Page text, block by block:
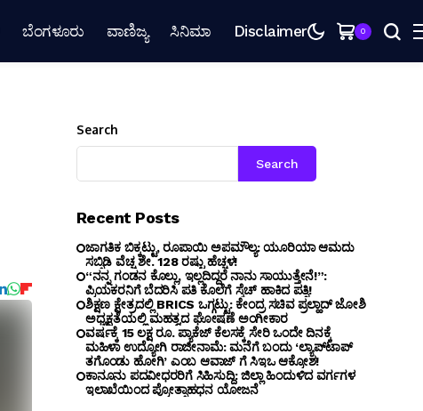
ಬೆಂಗಳೂರು ವಾಣಿಜ್ಯ ಸಿನಿಮಾ Disclaimer 0
Search
Search
Recent Posts
ಜಾಗತಿಕ ಬಿಕ್ಕಟ್ಟು, ರೂಪಾಯಿ ಅಪಮೌಲ್ಯ: ಯೂರಿಯಾ ಆಮದು
ಸಬ್ಸಿಡಿ ವೆಚ್ಚ ಶೇ. 128 ರಷ್ಟು ಹೆಚ್ಚಳ!
“ನನ್ನ ಗಂಡನ ಕೊಲ್ಲು, ಇಲ್ಲದಿದ್ದರೆ ನಾನು ಸಾಯುತ್ತೇನೆ!”:
ಪ್ರಿಯಕರನಿಗೆ ಬೆದರಿಸಿ ಪತಿ ಕೊಲೆಗೆ ಸ್ಕೆಚ್ ಹಾಕಿದ ಪತ್ನಿ!
ಶಿಕ್ಷಣ ಕ್ಷೇತ್ರದಲ್ಲಿ BRICS ಒಗ್ಗಟ್ಟು: ಕೇಂದ್ರ ಸಚಿವ ಪ್ರಲ್ಹಾದ್ ಜೋಶಿ
ಅಧ್ಯಕ್ಷತೆಯಲ್ಲಿ ಮಹತ್ವದ ಘೋಷಣೆ ಅಂಗೀಕಾರ
ವರ್ಷಕ್ಕೆ 15 ಲಕ್ಷ ರೂ. ಪ್ಯಾಕೆಜ್ ಕೆಲಸಕ್ಕೆ ಸೇರಿ ಒಂದೇ ದಿನಕ್ಕೆ
ಮಹಿಳಾ ಉದ್ಯೋಗಿ ರಾಜೀನಾಮೆ: ಮನೆಗೆ ಬಂದು ‘ಲ್ಯಾಪ್‌ಟಾಪ್
ತಗೊಂಡು ಹೋಗಿ’ ಎಂಬ ಆವಾಜ್ ಗೆ ಸಿಇಒ ಆಕ್ರೋಶ!
ಕಾನೂನು ಪದವೀಧರರಿಗೆ ಸಿಹಿಸುದ್ದಿ: ಜಿಲ್ಲಾ ಹಿಂದುಳಿದ ವರ್ಗಗಳ
ಇಲಾಖೆಯಿಂದ ಪ್ರೋತ್ಸಾಹಧನ ಯೋಜನೆ